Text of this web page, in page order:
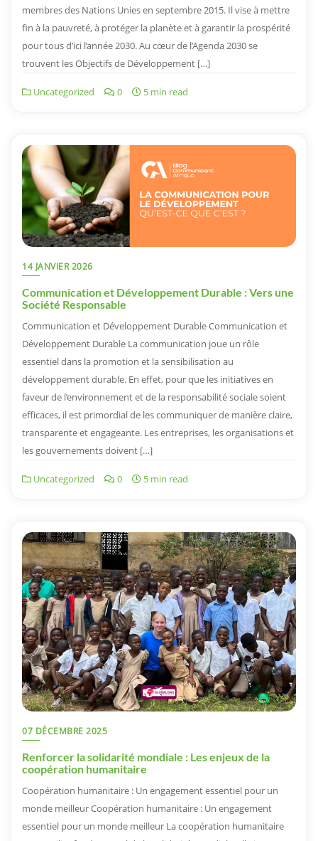
membres des Nations Unies en septembre 2015. Il vise à mettre
fin à la pauvreté, à protéger la planète et à garantir la prospérité
pour tous d’ici l’année 2030. Au cœur de l’Agenda 2030 se
trouvent les Objectifs de Développement […]
Uncategorized 0 5 min read
14 JANVIER 2026
Communication et Développement Durable : Vers une
Société Responsable
Communication et Développement Durable Communication et
Développement Durable La communication joue un rôle
essentiel dans la promotion et la sensibilisation au
développement durable. En effet, pour que les initiatives en
faveur de l’environnement et de la responsabilité sociale soient
efficaces, il est primordial de les communiquer de manière claire,
transparente et engageante. Les entreprises, les organisations et
les gouvernements doivent […]
Uncategorized 0 5 min read
07 DÉCEMBRE 2025
Renforcer la solidarité mondiale : Les enjeux de la
coopération humanitaire
Coopération humanitaire : Un engagement essentiel pour un
monde meilleur Coopération humanitaire : Un engagement
essentiel pour un monde meilleur La coopération humanitaire